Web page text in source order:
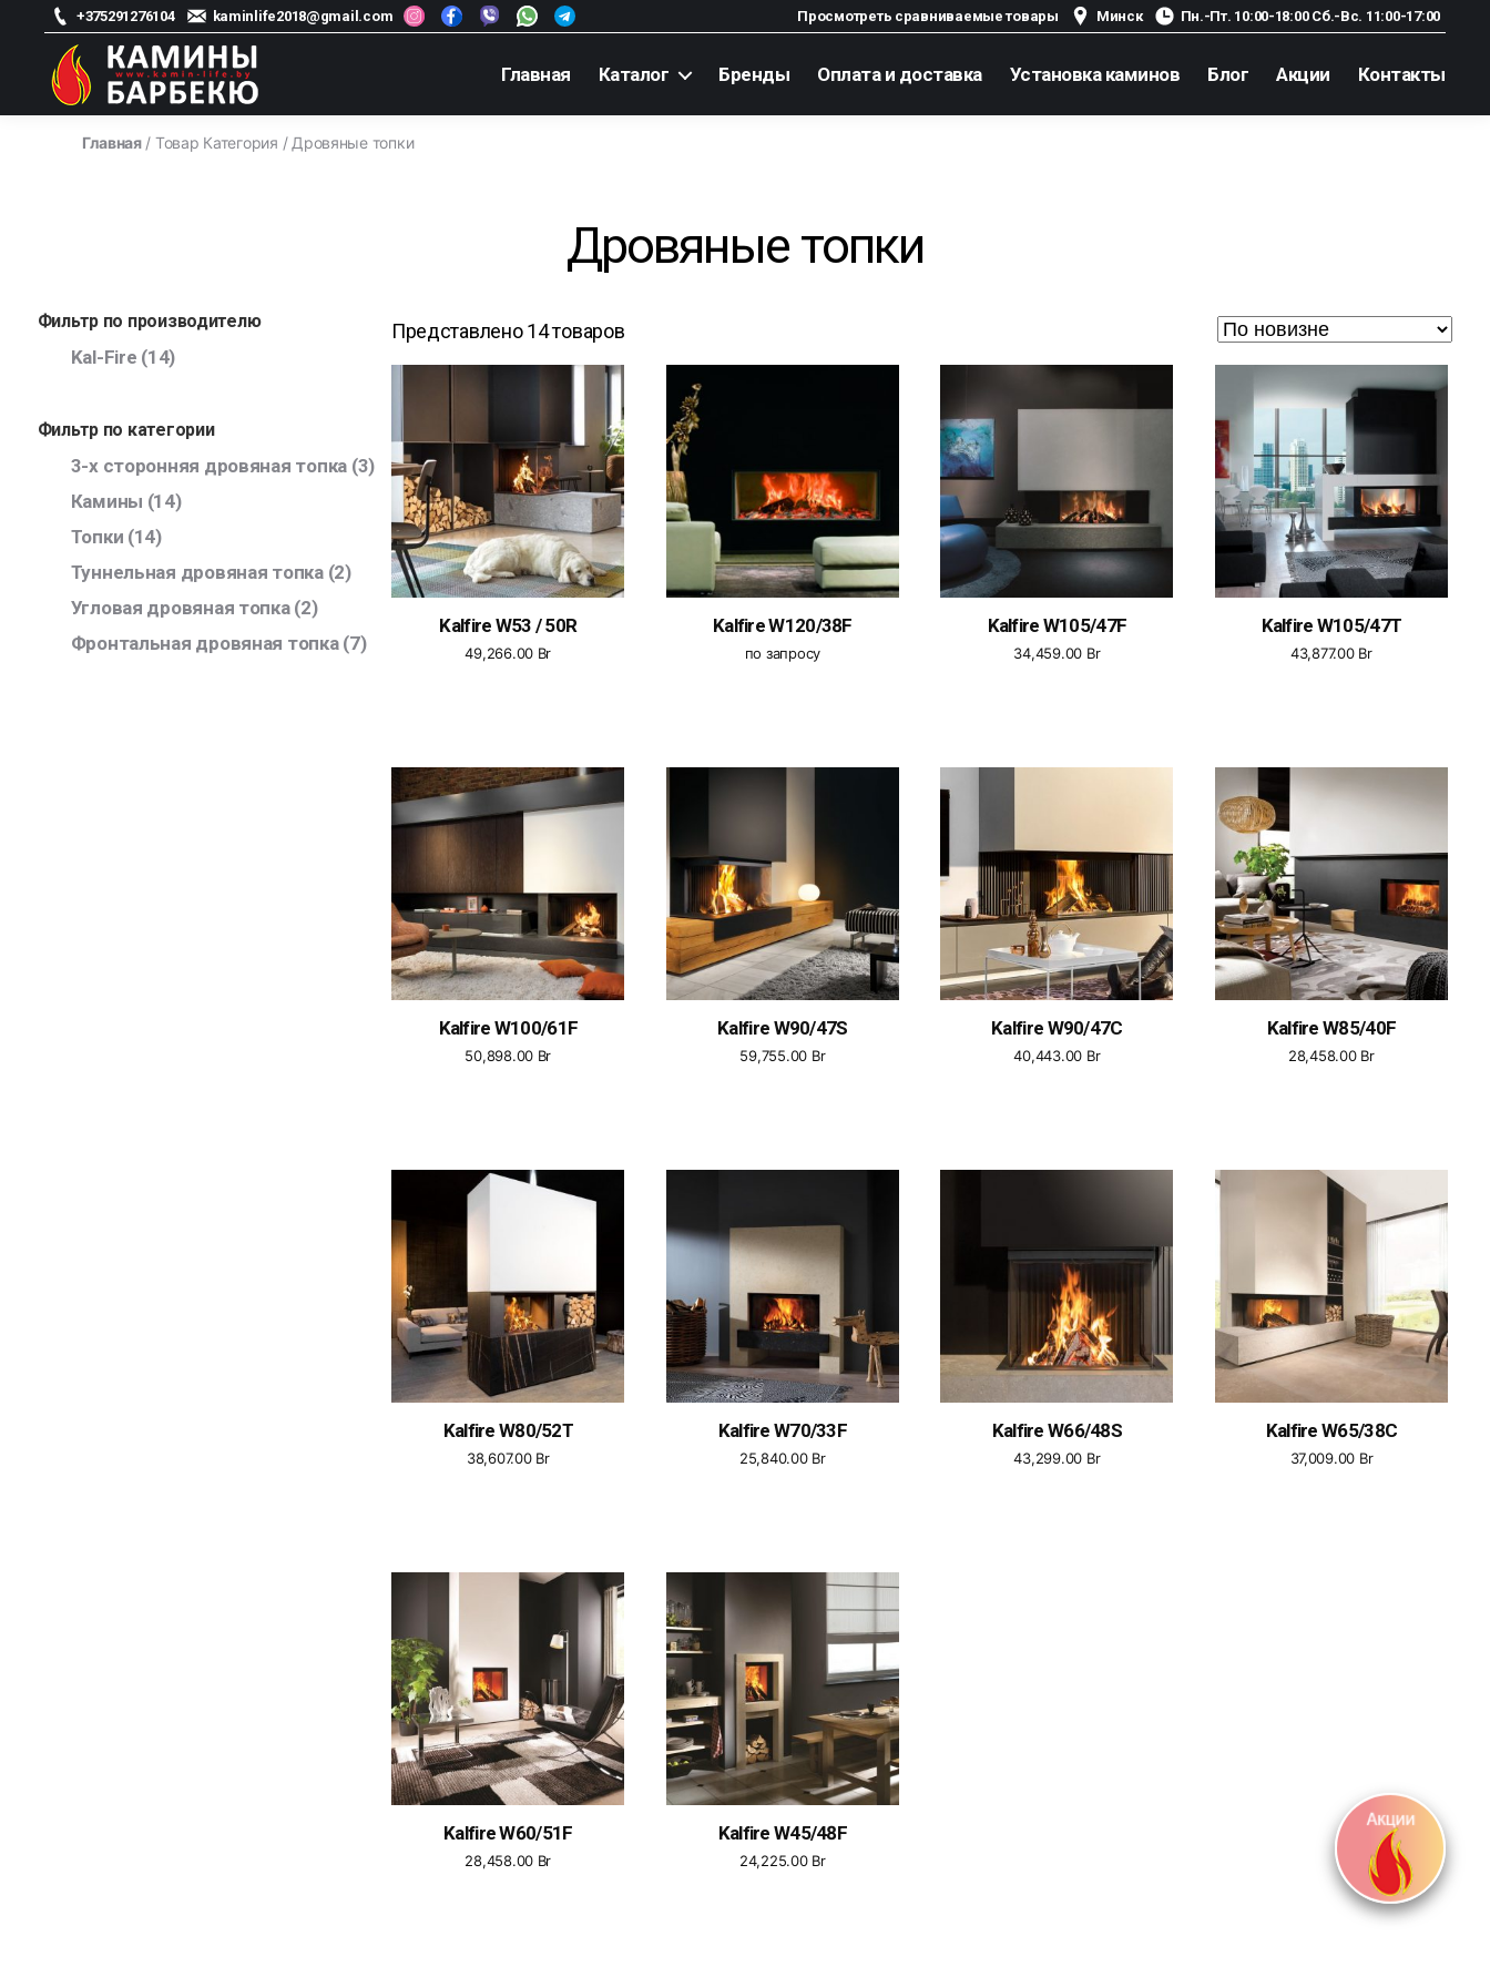
+375291276104 kaminlife2018@gmail.com Просмотреть сравниваемые товары Минск Пн.-Пт. 10:00-18:00 Сб.-Вс. 11:00-17:00
kamin-
Главная Каталог Бренды Оплата и доставка Установка каминов Блог Акции Контакты
Главная/ Товар Категория / Дровяные топки
Дровяные топки
Фильтр по производителю
Kal-Fire (14)
Фильтр по категории
3-х сторонняя дровяная топка (3)
Камины (14)
Топки (14)
Туннельная дровяная топка (2)
Угловая дровяная топка (2)
Фронтальная дровяная топка (7)
Представлено 14 товаров
Kalfire W53 / 50R
49,266.00 Br
Kalfire W120/38F
по запросу
Kalfire W105/47F
34,459.00 Br
Kalfire W105/47T
43,877.00 Br
Kalfire W100/61F
50,898.00 Br
Kalfire W90/47S
59,755.00 Br
Kalfire W90/47C
40,443.00 Br
Kalfire W85/40F
28,458.00 Br
Kalfire W80/52T
38,607.00 Br
Kalfire W70/33F
25,840.00 Br
Kalfire W66/48S
43,299.00 Br
Kalfire W65/38C
37,009.00 Br
Kalfire W60/51F
28,458.00 Br
Kalfire W45/48F
24,225.00 Br